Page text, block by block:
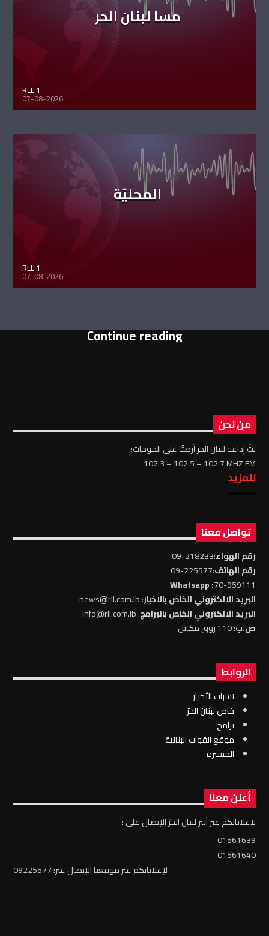
مسا لبنان الحر
RLL 1
07-08-2026
المحليّة
RLL 1
07-08-2026
Continue reading
من نحن
بثّ إذاعة لبنان الحر أرضيًّا على الموجات:
102.3 – 102.5 – 102.7 MHZ FM
للمزيد
تواصل معنا
رقم الهواء:218233-09
رقم الهاتف:225577-09
70-959111
: Whatsapp
البريد الالكتروني الخاص بالاخبار: news@rll.com.lb
البريد الالكتروني الخاص بالبرامج: info@rll.com.lb
ص.ب: 110 زوق مكايل
الروابط
نشرات الأخبار
خاص لبنان الحرّ
برامج
موقع القوات البنانية
المسيرة
أعلن معنا
لإعلاناتكم عبر أثير لبنان الحرّ الإتصال على :
01561639
01561640
لإعلاناتكم عبر موقعنا الإتصال عبر: 09225577